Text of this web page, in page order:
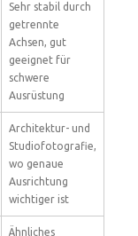
Sehr stabil durch
getrennte
Achsen, gut
geeignet für
schwere
Ausrüstung
Architektur- und
Studiofotografie,
wo genaue
Ausrichtung
wichtiger ist
Ähnliches